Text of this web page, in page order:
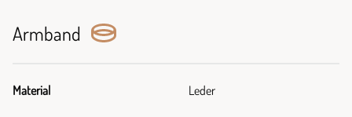
Armband
Material Leder